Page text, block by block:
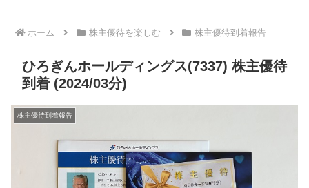
ホーム 株主優待を楽しむ 株主優待到着報告
ひろぎんホールディングス(7337) 株主優待
到着 (2024/03分)
株主優待到着報告